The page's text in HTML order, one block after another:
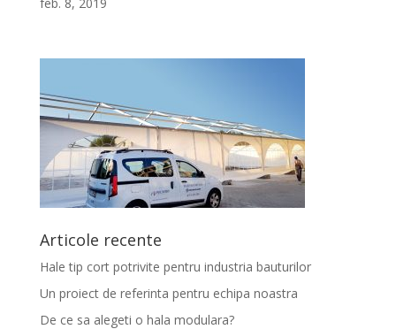
Articole recente
Hale tip cort potrivite pentru industria bauturilor
Un proiect de referinta pentru echipa noastra
De ce sa alegeti o hala modulara?